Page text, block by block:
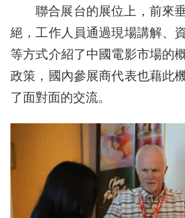
聯合展台的展位上，前來
絕，工作人員通過現場講解、
等方式介紹了中國電影市場的
政策，國內參展商代表也藉此
了面對面的交流。